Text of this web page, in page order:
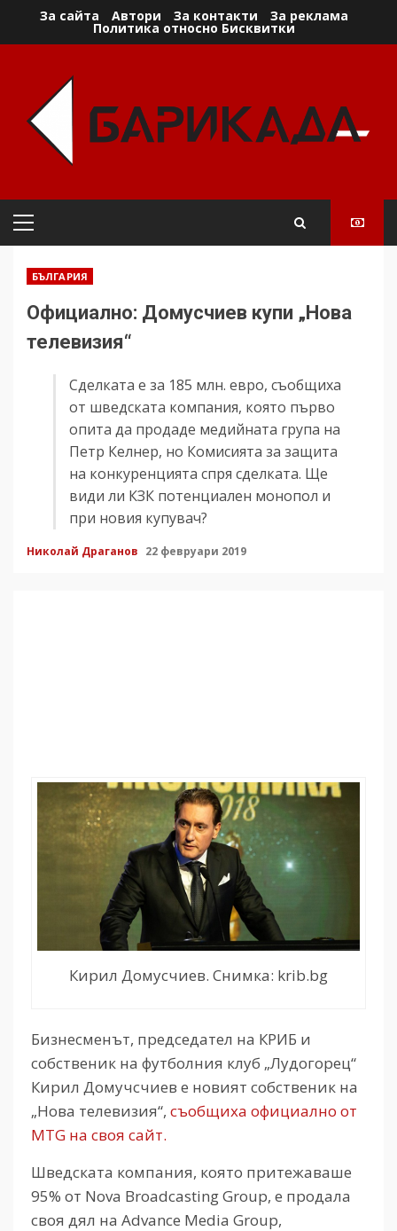
За сайта Автори За контакти За реклама
Политика относно Бисквитки
Primary
БЪЛГАРИЯ
Официално: Домусчиев купи „Нова
телевизия“
Сделката е за 185 млн. евро, съобщиха
от шведската компания, която първо
опита да продаде медийната група на
Петр Келнер, но Комисията за защита
на конкуренцията спря сделката. Ще
види ли КЗК потенциален монопол и
при новия купувач?
Николай Драганов 22 февруари 2019
Кирил Домусчиев. Снимка: krib.bg
Бизнесменът, председател на КРИБ и
собственик на футболния клуб „Лудогорец“
Кирил Домучсчиев е новият собственик на
„Нова телевизия“, съобщиха официално от
MTG на своя сайт.
Шведската компания, която притежаваше
95% от Nova Broadcasting Group, е продала
своя дял на Advance Media Group,